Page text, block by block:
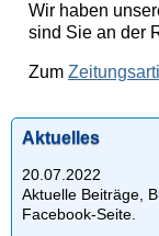
Wir haben
sind Sie an der
Zum
Aktuelles
20.07.2022
Aktuelle Beiträge,
Facebook-Seite.